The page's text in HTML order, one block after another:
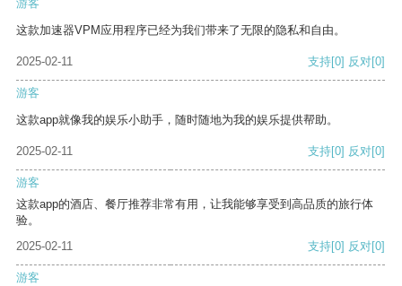
游客
这款加速器VPM应用程序已经为我们带来了无限的隐私和自由。
2025-02-11 支持[0] 反对[0]
游客
这款app就像我的娱乐小助手，随时随地为我的娱乐提供帮助。
2025-02-11 支持[0] 反对[0]
游客
这款app的酒店、餐厅推荐非常有用，让我能够享受到高品质的旅行体
验。
2025-02-11
支持[0] 反对[0]
游客